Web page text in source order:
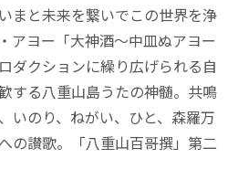
まと未来を繋いでこの世界を浄
アヨー「大神酒～中皿ぬアヨー
ダクションに繰り広げられる自
する八重山島うたの神髄。共鳴
いのり、ねがい、ひと、森羅万
の讃歌。「八重山百哥撰」第二